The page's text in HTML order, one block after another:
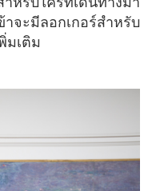
าจะมีลอกเกอร์สำหรับ
มเติม